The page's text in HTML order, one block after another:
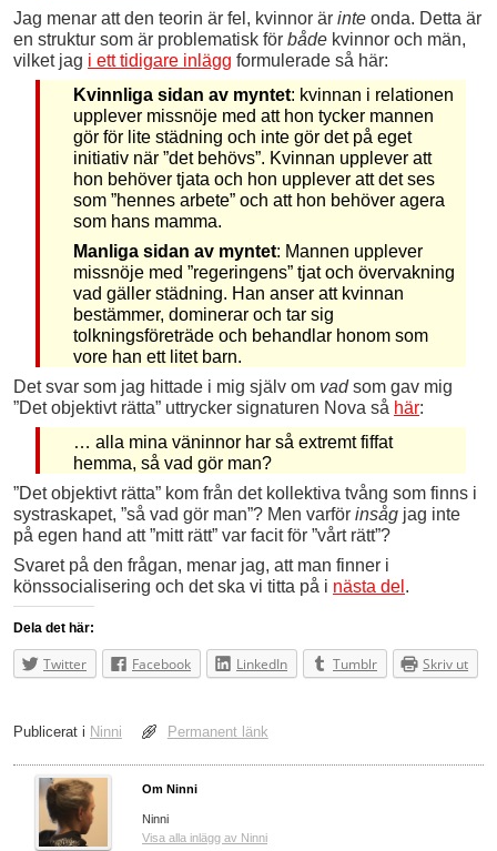
Jag menar att den teorin är fel, kvinnor är inte onda. Detta är
en struktur som är problematisk för både kvinnor och män,
vilket jag i ett tidigare inlägg formulerade så här:
Kvinnliga sidan av myntet: kvinnan i relationen
upplever missnöje med att hon tycker mannen
gör för lite städning och inte gör det på eget
initiativ när ”det behövs”. Kvinnan upplever att
hon behöver tjata och hon upplever att det ses
som ”hennes arbete” och att hon behöver agera
som hans mamma.
Manliga sidan av myntet: Mannen upplever
missnöje med ”regeringens” tjat och övervakning
vad gäller städning. Han anser att kvinnan
bestämmer, dominerar och tar sig
tolkningsföreträde och behandlar honom som
vore han ett litet barn.
Det svar som jag hittade i mig själv om vadsom gav mig
”Det objektivt rätta” uttrycker signaturen Nova så här:
… alla mina väninnor har så extremt fiffat
hemma, så vad gör man?
”Det objektivt rätta” kom från det kollektiva tvång som finns i
systraskapet, ”så vad gör man”? Men varför insåg jag inte
på egen hand att ”mitt rätt” var facit för ”vårt rätt”?
Svaret på den frågan, menar jag, att man finner i
könssocialisering och det ska vi titta på i nästa del .
Dela det här:
Twitter Facebook LinkedIn Tumblr Skriv ut
Publicerat i Ninni Permanent länk
Om Ninni
Ninni
Visa alla inlägg av Ninni